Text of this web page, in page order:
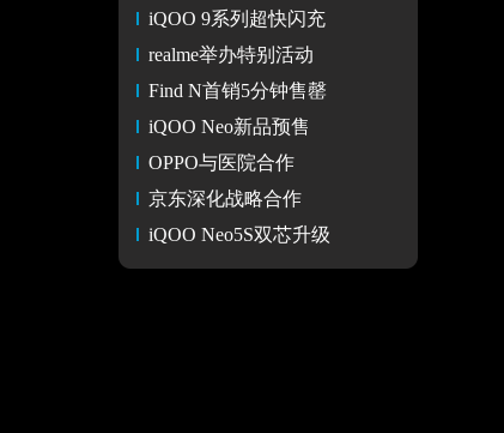
iQOO 9系列超快闪充
realme举办特别活动
Find N首销5分钟售罄
iQOO Neo新品预售
OPPO与医院合作
京东深化战略合作
iQOO Neo5S双芯升级